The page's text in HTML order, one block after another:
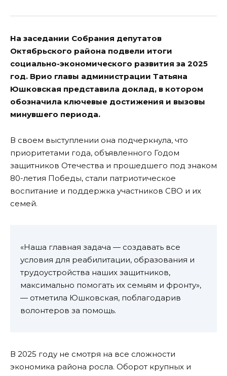
На заседании Собрания депутатов
Октябрьского района подвели итоги
социально-экономического развития за 2025
год. Врио главы администрации Татьяна
Юшковская представила доклад, в котором
обозначила ключевые достижения и вызовы
минувшего периода.
В своем выступлении она подчеркнула, что
приоритетами года, объявленного Годом
защитников Отечества и прошедшего под знаком
80-летия Победы, стали патриотическое
воспитание и поддержка участников СВО и их
семей.
«Наша главная задача — создавать все
условия для реабилитации, образования и
трудоустройства наших защитников,
максимально помогать их семьям и фронту»,
— отметила Юшковская, поблагодарив
волонтеров за помощь.
В 2025 году не смотря на все сложности
экономика района росла. Оборот крупных и